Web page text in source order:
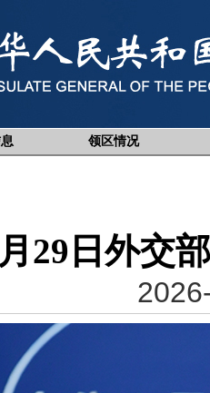
领区情况
29日外交